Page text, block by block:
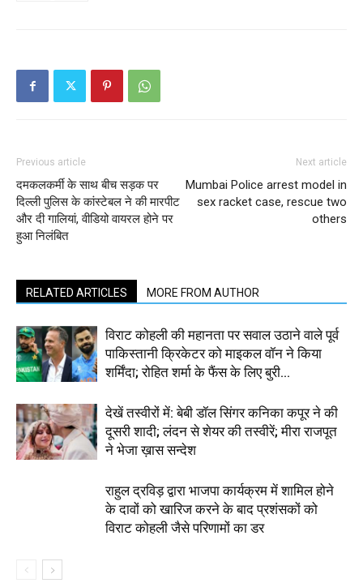
Previous article
दमकलकर्मी के साथ बीच सड़क पर
दिल्ली पुलिस के कांस्टेबल ने की मारपीट
और दी गालियां, वीडियो वायरल होने पर
हुआ निलंबित
Next article
Mumbai Police arrest model in
sex racket case, rescue two
others
RELATED ARTICLES MORE FROM AUTHOR
विराट कोहली की महानता पर सवाल उठाने वाले पूर्व
पाकिस्तानी क्रिकेटर को माइकल वॉन ने किया
शर्मिंदा; रोहित शर्मा के फैंस के लिए बुरी...
देखें तस्वीरों में: बेबी डॉल सिंगर कनिका कपूर ने की
दूसरी शादी; लंदन से शेयर की तस्वीरें; मीरा राजपूत
ने भेजा ख़ास सन्देश
राहुल द्रविड़ द्वारा भाजपा कार्यक्रम में शामिल होने
के दावों को खारिज करने के बाद प्रशंसकों को
विराट कोहली जैसे परिणामों का डर